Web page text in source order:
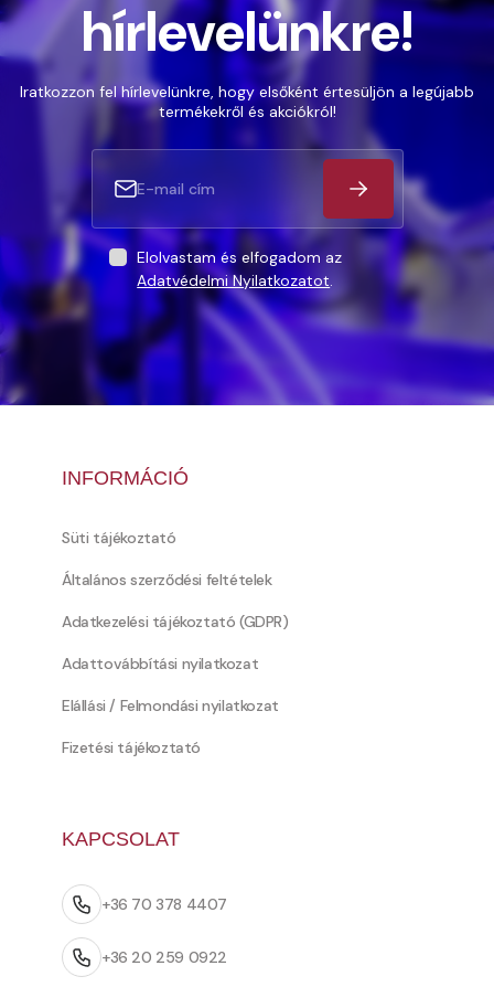
hírlevelünkre!
Iratkozzon fel hírlevelünkre, hogy elsőként értesüljön a legújabb
termékekről és akciókról!
Elolvastam és elfogadom az
Adatvédelmi Nyilatkozatot.
INFORMÁCIÓ
Süti tájékoztató
Általános szerződési feltételek
Adatkezelési tájékoztató (GDPR)
Adattovábbítási nyilatkozat
Elállási / Felmondási nyilatkozat
Fizetési tájékoztató
KAPCSOLAT
+36 70 378 4407
+36 20 259 0922